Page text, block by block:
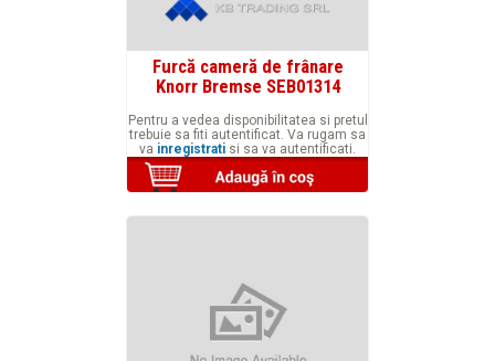
Furcă cameră de frânare
Knorr Bremse SEB01314
Pentru a vedea disponibilitatea si pretul
trebuie sa fiti autentificat. Va rugam sa
va inregistrati si sa va autentificati.